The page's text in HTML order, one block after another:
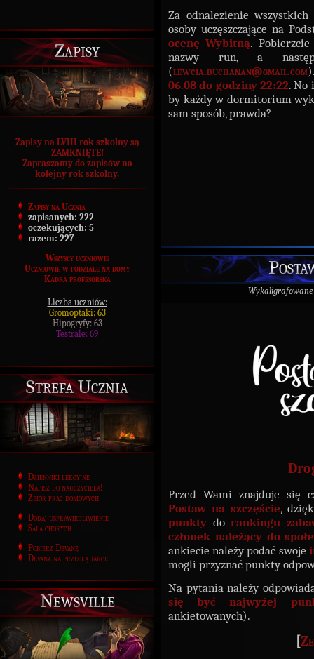
Zapisy
Zapisy na LVIII rok szkolny są
ZAMKNIĘTE!
Zapraszamy do zapisów na
kolejny rok szkolny.
Zapisy na Ucznia
zapisanych: 222
oczekujących: 5
razem: 227
Wszyscy uczniowie
Uczniowie w podziale na domy
Kadra profesorska
Liczba uczniów:
Gromoptaki: 63
Hipogryfy: 63
Testrale: 69
Strefa Ucznia
Dzienniki lekcyjne
Napisz do nauczyciela!
Zbiór prac domowych
Dodaj usprawiedliwienie
Sala chorych
Pobierz Devanę
Devana na przeglądarce
Newsville
Za odnalezienie wszystkich
osoby uczęszczające na
ocenę Wybitną.
nazwy run, a
(lewcia.buchanan@gmail.com
06.08 do godziny 22:22. No
by każdy w dormitorium
sam sposób, prawda?
Przed Wami znajduje się
Postaw na szczęście,
punkty dorankingu
członek należący do
ankiecie należy podać swoje
mogli przyznać punkty
Na pytania należy
się być najwyżej
ankietowanych).
[